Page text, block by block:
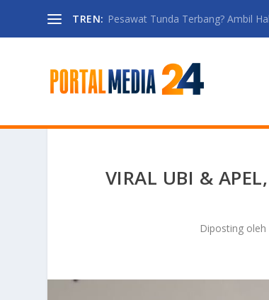
TREN: Pesawat Tunda Terbang? Ambil
VIRAL UBI &
Diposting oleh